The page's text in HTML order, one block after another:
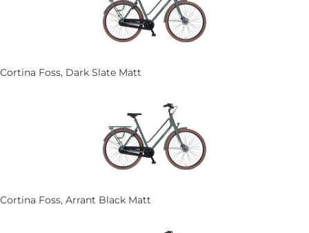
Cortina Foss, Dark Slate Matt
Cortina Foss, Arrant Black Matt